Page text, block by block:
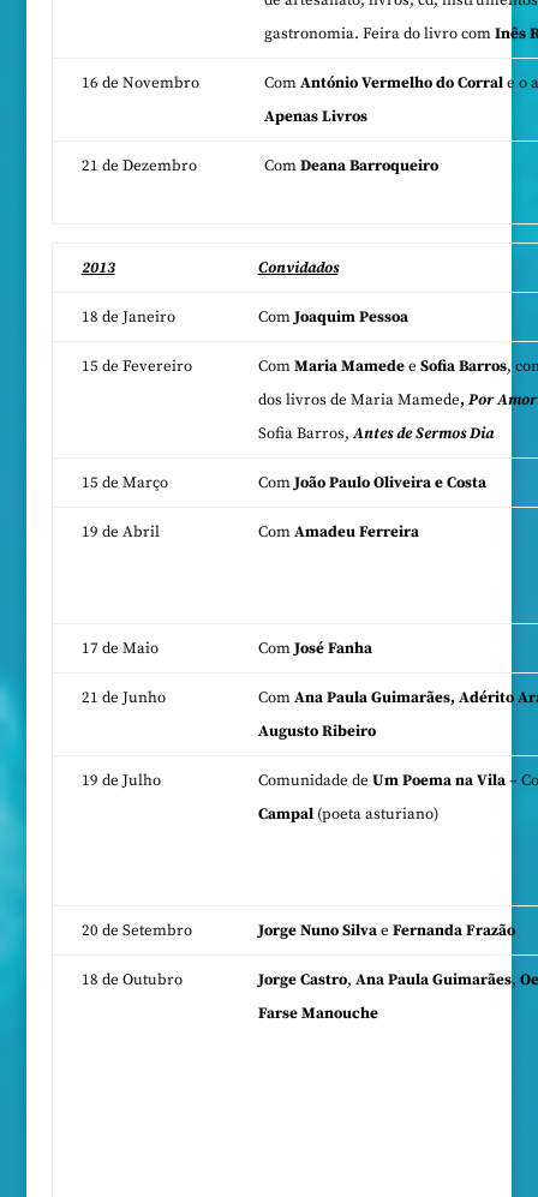
gastronomia. Feira do livro comInês
16 de Novembro ComAntónio Vermelho do Corrale o
Apenas Livros
21 de Dezembro ComDeana Barroqueiro
2013 Convidados
18 de Janeiro ComJoaquim Pessoa
15 de Fevereiro ComMaria Mamedee Sofia Barros,
dos livros de Maria Mamede, Por Amor
Sofia Barros,Antes de Sermos Dia
15 de Março ComJoão Paulo Oliveira e Costa
19 de Abril ComAmadeu Ferreira
17 de Maio ComJosé Fanha
21 de Junho ComAna Paula Guimarães, Adérito
Augusto Ribeiro
19 de Julho Comunidade de Um Poema na Vila–
Campal (poeta asturiano)
20 de Setembro Jorge Nuno Silvae Fernanda Frazão
18 de Outubro Jorge Castro, Ana Paula Guimarães,
Farse Manouche